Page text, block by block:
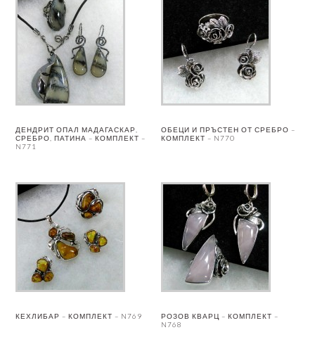
ДЕНДРИТ ОПАЛ МАДАГАСКАР,
СРЕБРО, ПАТИНА – КОМПЛЕКТ –
N771
ОБЕЦИ И ПРЪСТЕН ОТ СРЕБРО –
КОМПЛЕКТ – N770
КЕХЛИБАР – КОМПЛЕКТ – N769
РОЗОВ КВАРЦ – КОМПЛЕКТ –
N768